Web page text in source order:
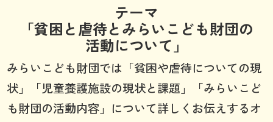
テーマ
「貧困と虐待とみらいこども財団の
活動について」
みらいこども財団では「貧困や虐待についての現
状」「児童養護施設の現状と課題」「みらいこど
も財団の活動内容」について詳しくお伝えするオ